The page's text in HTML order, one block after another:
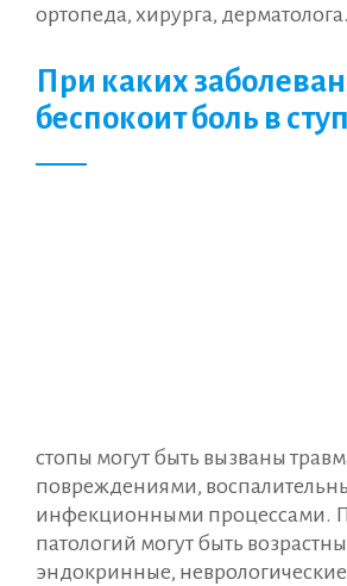
ортопеда, хирурга, дерматолога.
При каких
беспокоит боль в
стопы могут быть вызваны
повреждениями,
инфекционными процессами.
патологий могут быть
эндокринные,